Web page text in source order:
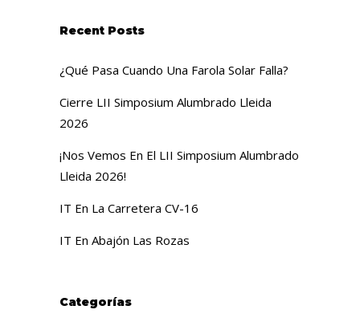
Recent Posts
¿Qué Pasa Cuando Una Farola Solar Falla?
Cierre LII Simposium Alumbrado Lleida
2026
¡Nos Vemos En El LII Simposium Alumbrado
Lleida 2026!
IT En La Carretera CV-16
IT En Abajón Las Rozas
Categorías